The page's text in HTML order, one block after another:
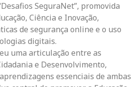
SeguraNet”, promovida
Ciência e Inovação,
de segurança online e o uso
digitais.
uma articulação entre as
e Desenvolvimento,
essenciais de ambas